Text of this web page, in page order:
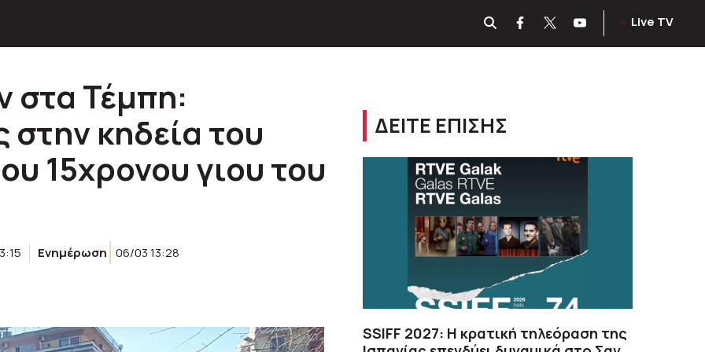
Live TV
στα Τέμπη:
κηδεία του
15χρονου γιου του
Ενημέρωση 06/03 13:28
ΔΕΙΤΕ ΕΠΙΣΗΣ
SSIFF 2027: Η κρατική τηλεόραση της